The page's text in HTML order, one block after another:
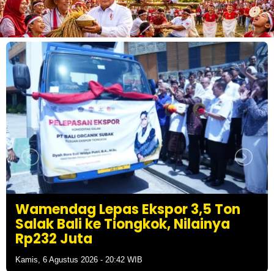
Lepas Ekspor 3,5 Ton
ke Tiongkok, Nilainya
2026 - 20:42 WIB
Sabu,